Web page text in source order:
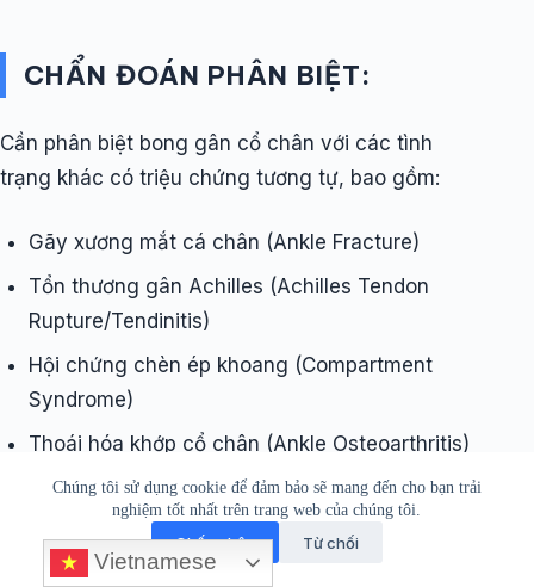
Chúng tôi sử dụng cookie để đảm bảo sẽ mang đến cho bạn trải
nghiệm tốt nhất trên trang web của chúng tôi.
Chấp nhận Từ chối
CHẨN ĐOÁN PHÂN BIỆT:
Cần phân biệt bong gân cổ chân với các tình
trạng khác có triệu chứng tương tự, bao gồm:
Gãy xương mắt cá chân (Ankle Fracture)
Tổn thương gân Achilles (Achilles Tendon
Rupture/Tendinitis)
Hội chứng chèn ép khoang (Compartment
Syndrome)
Thoái hóa khớp cổ chân (Ankle Osteoarthritis)
Viêm khớp dạng thấp (Rheumatoid Arthritis)
và các bệnh lý viêm khớp khác
Tổn thương dây chằng mác sên trước mạn
Vietnamese